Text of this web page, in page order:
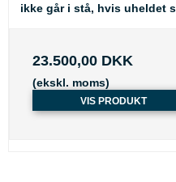
ikke går i stå, hvis uheldet
23.500,00 DKK
(ekskl. moms)
VIS PRODUKT